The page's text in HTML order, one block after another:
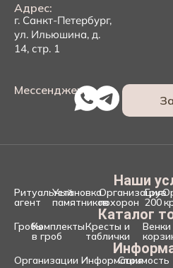
Адрес:
г. Санкт-Петербург,
ул. Ильюшина, д.
14, стр. 1
Мессенджеры:
Наши
Ритуальный
агент
Установка
памятников
Организация
похорон
Груз
200
Каталог
ГробыКомплекты
в гроб
Кресты и
таблички
Венки
Организации ИнформацияСтоимость